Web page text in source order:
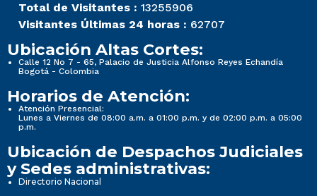
Total de Visitantes : 13255906
Visitantes Últimas 24 horas : 62707
Ubicación Altas Cortes:
Calle 12 No 7 - 65, Palacio de Justicia Alfonso Reyes Echandía
Bogotá - Colombia
Horarios de Atención:
Atención Presencial:
Lunes a Viernes de 08:00 a.m. a 01:00 p.m. y de 02:00 p.m. a 05:00
p.m.
Ubicación de Despachos Judiciales
y Sedes administrativas:
Directorio Nacional